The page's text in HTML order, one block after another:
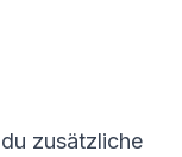
zusätzliche